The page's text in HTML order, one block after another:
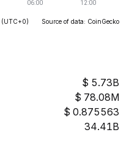
(UTC+0) Source of data: CoinGecko
5.73B
78.08M
0.875563
34.41B